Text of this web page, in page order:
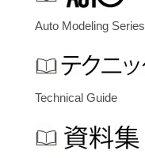
Auto Modeling Series
Technical Guide